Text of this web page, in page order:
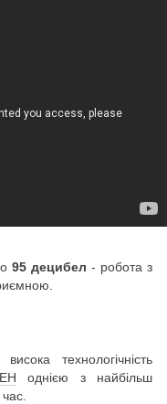
95 децибел - робота з
технологічність
однією з найбільш